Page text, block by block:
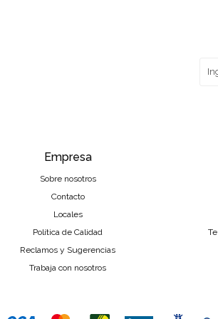
Empresa
Sobre nosotros
Contacto
Locales
Política de Calidad
Reclamos y Sugerencias
Trabaja con nosotros